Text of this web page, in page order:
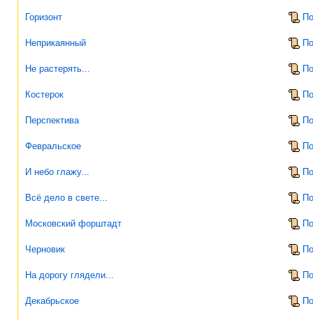
Горизонт
Неприкаянный
Не растерять...
Костерок
Перспектива
Февральское
И небо глажу...
Всё дело в свете...
Московский форштадт
Черновик
На дорогу глядели...
Декабрьское